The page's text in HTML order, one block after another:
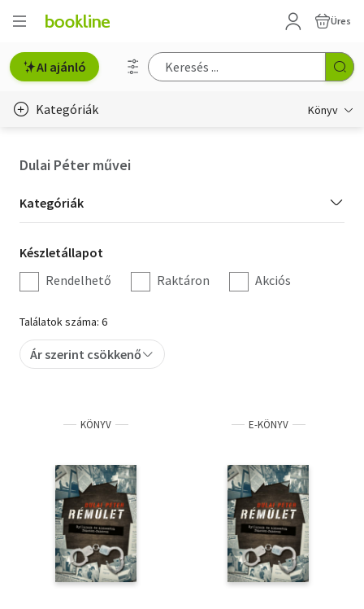
Üres
AI ajánló
Kategóriák Könyv
Hobbi, szabadidő
Irodalom
Művészet
Szakkönyv
Tankönyv, segédkönyv
Társadalomtudomány
Természettudomány
Történelem
Dulai Péter művei
Kategória
szűrés
Kategóriák
Készletállapot
szűrés
Készletállapot
Rendelhető
Raktáron Akciós
Találatok száma: 6
Ár szerint csökkenő
KÖNYV E-KÖNYV